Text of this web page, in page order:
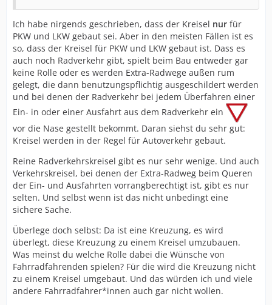
Ich habe nirgends geschrieben, dass der Kreisel nur für
PKW und LKW gebaut sei. Aber in den meisten Fällen ist es
so, dass der Kreisel für PKW und LKW gebaut ist. Dass es
auch noch Radverkehr gibt, spielt beim Bau entweder gar
keine Rolle oder es werden Extra-Radwege außen rum
gelegt, die dann benutzungspflichtig ausgeschildert werden
und bei denen der Radverkehr bei jedem Überfahren einer
Ein- in oder einer Ausfahrt aus dem Radverkehr ein
vor die Nase gestellt bekommt. Daran siehst du sehr gut:
Kreisel werden in der Regel für Autoverkehr gebaut.
Reine Radverkehrskreisel gibt es nur sehr wenige. Und auch
Verkehrskreisel, bei denen der Extra-Radweg beim Queren
der Ein- und Ausfahrten vorrangberechtigt ist, gibt es nur
selten. Und selbst wenn ist das nicht unbedingt eine
sichere Sache.
Überlege doch selbst: Da ist eine Kreuzung, es wird
überlegt, diese Kreuzung zu einem Kreisel umzubauen.
Was meinst du welche Rolle dabei die Wünsche von
Fahrradfahrenden spielen? Für die wird die Kreuzung nicht
zu einem Kreisel umgebaut. Und das würden ich und viele
andere Fahrradfahrer*innen auch gar nicht wollen.